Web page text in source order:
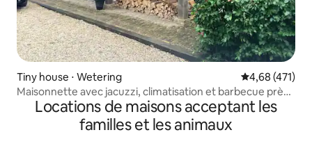
Tiny house ⋅ Wetering Évaluation
4,68 (471)
Maisonnette avec jacuzzi, climatisation et barbecue près
de l'eau
Locations de maisons acceptant les
familles et les animaux